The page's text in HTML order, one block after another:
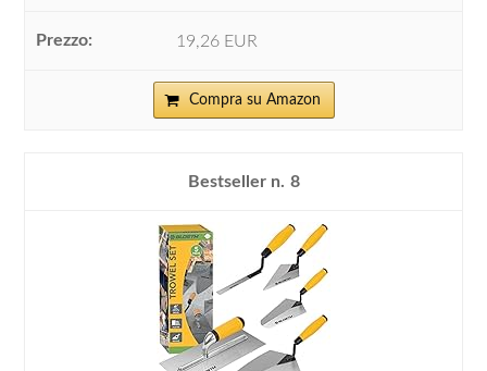
19,26 EUR
Compra su Amazon
8